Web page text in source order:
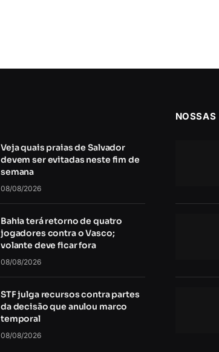
Veja quais praias de Salvador
devem ser evitadas neste fim de
semana
08/08/2026
Bahia terá retorno de quatro
jogadores contra o Vasco;
volante deve ficar fora
08/08/2026
STF julga recursos contra partes
da decisão que anulou marco
temporal
08/08/2026
NOSSAS